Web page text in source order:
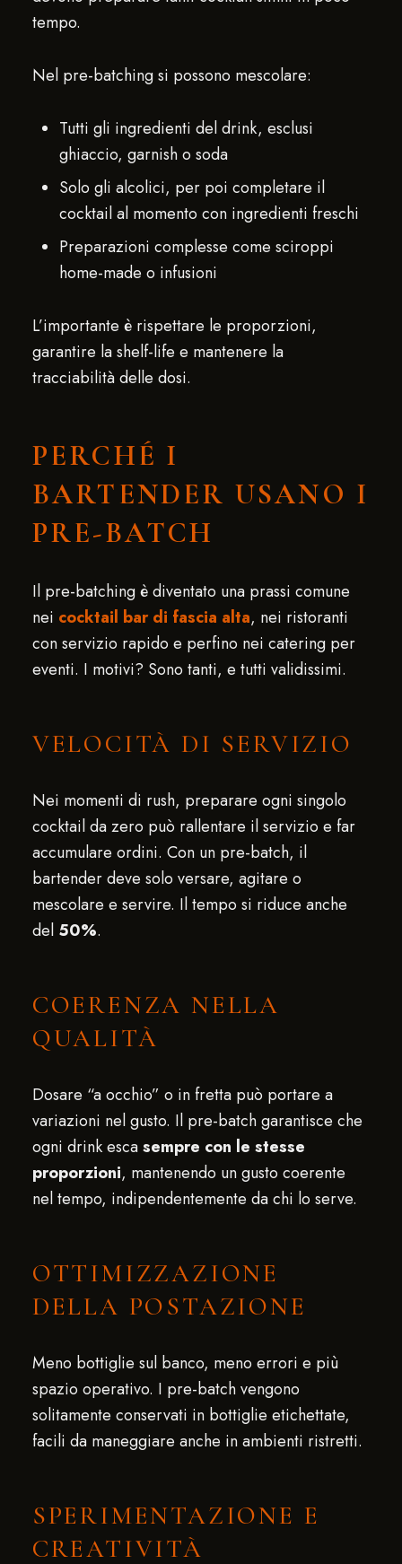
tempo.
Nel pre-batching si possono mescolare:
Tutti gli ingredienti del drink, esclusi
ghiaccio, garnish o soda
Solo gli alcolici, per poi completare il
cocktail al momento con ingredienti freschi
Preparazioni complesse come sciroppi
home-made o infusioni
L’importante è rispettare le proporzioni,
garantire la shelf-life e mantenere la
tracciabilità delle dosi.
PERCHÉ I
BARTENDER USANO I
PRE-BATCH
Il pre-batching è diventato una prassi comune
nei cocktail bar di fascia alta, nei ristoranti
con servizio rapido e perfino nei catering per
eventi. I motivi? Sono tanti, e tutti validissimi.
VELOCITÀ DI SERVIZIO
Nei momenti di rush, preparare ogni singolo
cocktail da zero può rallentare il servizio e far
accumulare ordini. Con un pre-batch, il
bartender deve solo versare, agitare o
mescolare e servire. Il tempo si riduce anche
del 50%.
COERENZA NELLA
QUALITÀ
Dosare “a occhio” o in fretta può portare a
variazioni nel gusto. Il pre-batch garantisce che
ogni drink escasempre con le stesse
proporzioni, mantenendo un gusto coerente
nel tempo, indipendentemente da chi lo serve.
OTTIMIZZAZIONE
DELLA POSTAZIONE
Meno bottiglie sul banco, meno errori e più
spazio operativo. I pre-batch vengono
solitamente conservati in bottiglie etichettate,
facili da maneggiare anche in ambienti ristretti.
SPERIMENTAZIONE E
CREATIVITÀ